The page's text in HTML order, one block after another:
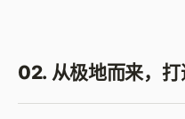
02. 从极地而来，